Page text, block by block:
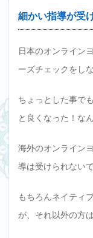
細かい指導が受
日本のオンライン
ーズチェックをし
ちょっとした事で
と良くなった！な
海外のオンライン
導は受けられないで
もちろんネイティ
が、それ以外の方